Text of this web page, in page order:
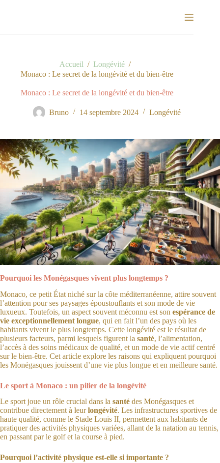
Accueil / Longévité /
Monaco : Le secret de la longévité et du bien-être
Monaco : Le secret de la longévité et du bien-être
Bruno 14 septembre 2024 Longévité
Pourquoi les Monégasques vivent plus longtemps ?
Monaco, ce petit État niché sur la côte méditerranéenne, attire souvent
l’attention pour ses paysages époustouflants et son mode de vie
luxueux. Toutefois, un aspect souvent méconnu est son espérance de
vie exceptionnellement longue, qui en fait l’un des pays où les
habitants vivent le plus longtemps. Cette longévité est le résultat de
plusieurs facteurs, parmi lesquels figurent la santé, l’alimentation,
l’accès à des soins médicaux de qualité, et un mode de vie actif centré
sur le bien-être. Cet article explore les raisons qui expliquent pourquoi
les Monégasques jouissent d’une vie plus longue et en meilleure santé.
Le sport à Monaco : un pilier de la longévité
Le sport joue un rôle crucial dans la santé des Monégasques et
contribue directement à leurlongévité. Les infrastructures sportives de
haute qualité, comme le Stade Louis II, permettent aux habitants de
pratiquer des activités physiques variées, allant de la natation au tennis,
en passant par le golf et la course à pied.
Pourquoi l’activité physique est-elle si importante ?